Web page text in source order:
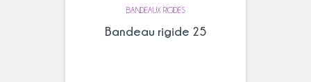
BANDEAUX RIGIDES
Bandeau rigide 25